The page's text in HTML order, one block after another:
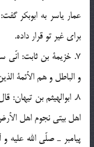
عمار ياسر به ابوبكر
براي غير تو قرار داده.
7. خزيمة بن ثابت: انّى
و الباطل و هم الأئمة
8. ابوالهيثم بن تيهان:
اهل بيتى نجوم اهل
پيامبر ـ صلّي الله عليه